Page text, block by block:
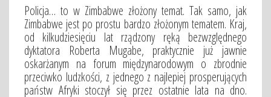
Policja… to w Zimbabwe złożony temat. Tak samo, jak
Zimbabwe jest po prostu bardzo złożonym tematem. Kraj,
od kilkudziesięciu lat rządzony ręką bezwzględnego
dyktatora Roberta Mugabe, praktycznie już jawnie
oskarżanym na forum międzynarodowym o zbrodnie
przeciwko ludzkości, z jednego z najlepiej prosperujących
państw Afryki stoczył się przez ostatnie lata na dno.